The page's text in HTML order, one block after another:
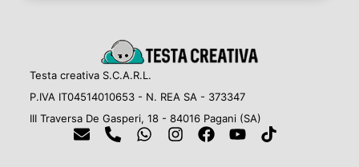
Testa creativa S.C.A.R.L.
P.IVA IT04514010653 - N. REA SA - 373347
III Traversa De Gasperi, 18 - 84016 Pagani (SA)